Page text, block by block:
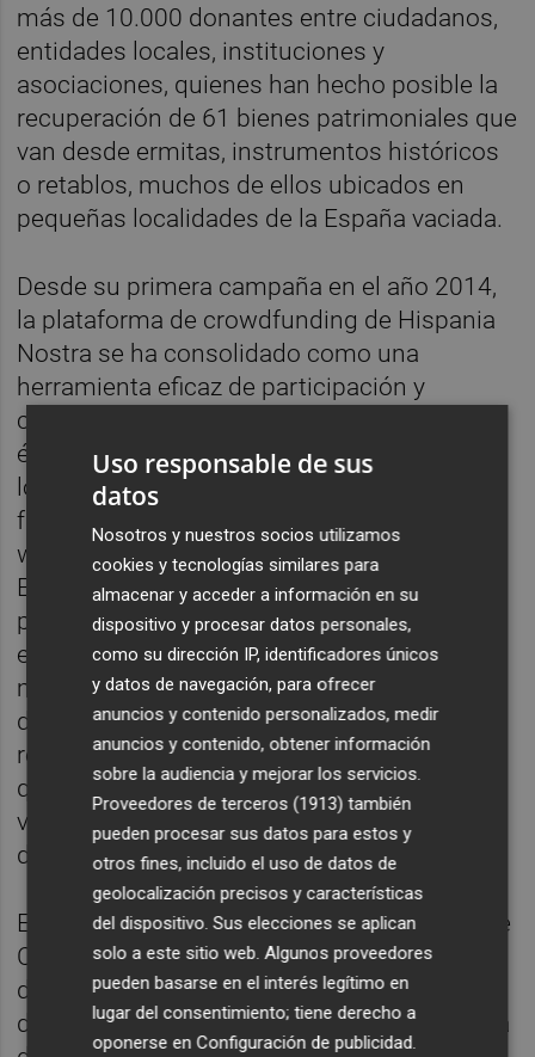
más de 10.000 donantes entre ciudadanos,
entidades locales, instituciones y
asociaciones, quienes han hecho posible la
recuperación de 61 bienes patrimoniales que
van desde ermitas, instrumentos históricos
o retablos, muchos de ellos ubicados en
pequeñas localidades de la España vaciada.
Desde su primera campaña en el año 2014,
la plataforma de crowdfunding de Hispania
Nostra se ha consolidado como una
herramienta eficaz de participación y
colaboración ciudadana. “Gran parte del
éxito de la iniciativa nace de la movilización
local en poblaciones muy pequeñas, donde
funciona el boca a boca y los grupos de
whatsapp como canales de comunicación.
El fuerte vínculo de las personas con sus
pueblos de origen o el de sus antepasados
explica el éxito de muchas campañas de
micromecenazgo en lugares casi
despoblados que, sin embargo, han
recaudado donaciones suficientes con las
que se han logrado salvar bienes de gran
valor patrimonial”, explicó Bárbara Cordero,
directora de Hispania Nostra.
En este sentido, es paradigmático el caso de
Castilla y León, y en concreto de la provincia
de Burgos, de donde proceden el 60% de las
donaciones recaudadas desde la plataforma
Uso responsable de sus
datos
Nosotros y nuestros socios utilizamos
cookies y tecnologías similares para
almacenar y acceder a información en su
dispositivo y procesar datos personales,
como su dirección IP, identificadores únicos
y datos de navegación, para ofrecer
anuncios y contenido personalizados, medir
anuncios y contenido, obtener información
sobre la audiencia y mejorar los servicios.
Proveedores de terceros (1913) también
pueden procesar sus datos para estos y
otros fines, incluido el uso de datos de
geolocalización precisos y características
del dispositivo. Sus elecciones se aplican
solo a este sitio web. Algunos proveedores
pueden basarse en el interés legítimo en
lugar del consentimiento; tiene derecho a
oponerse enConfiguración de publicidad.